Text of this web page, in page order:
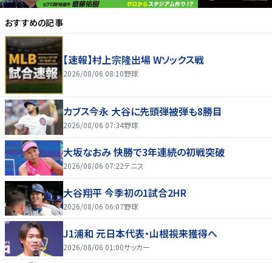
おすすめの記事
【速報】村上宗隆出場 Wソックス戦
2026/08/06 08:10野球
カブス今永 大谷に先頭弾被弾も8勝目
2026/08/06 07:34野球
大坂なおみ 快勝で3年連続の初戦突破
2026/08/06 07:22テニス
大谷翔平 今季初の1試合2HR
2026/08/06 06:07野球
J1浦和 元日本代表・山根視来獲得へ
2026/08/06 01:00サッカー